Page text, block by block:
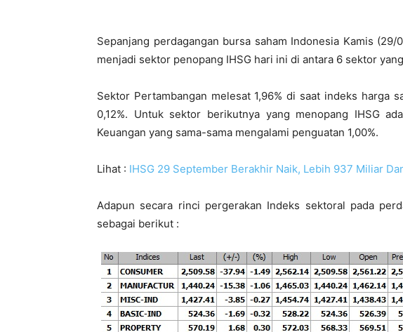
Sepanjang perdagangan bursa saham Indonesia Kamis
menjadi sektor penopang IHSG hari ini di antara 6 sektor
Sektor Pertambangan melesat 1,96% di saat indeks harga
0,12%. Untuk sektor berikutnya yang menopang IHSG
Keuangan yang sama-sama mengalami penguatan 1,00%.
Lihat : IHSG 29 September Berakhir Naik, Lebih 937 Miliar
Adapun secara rinci pergerakan Indeks sektoral pada
sebagai berikut :